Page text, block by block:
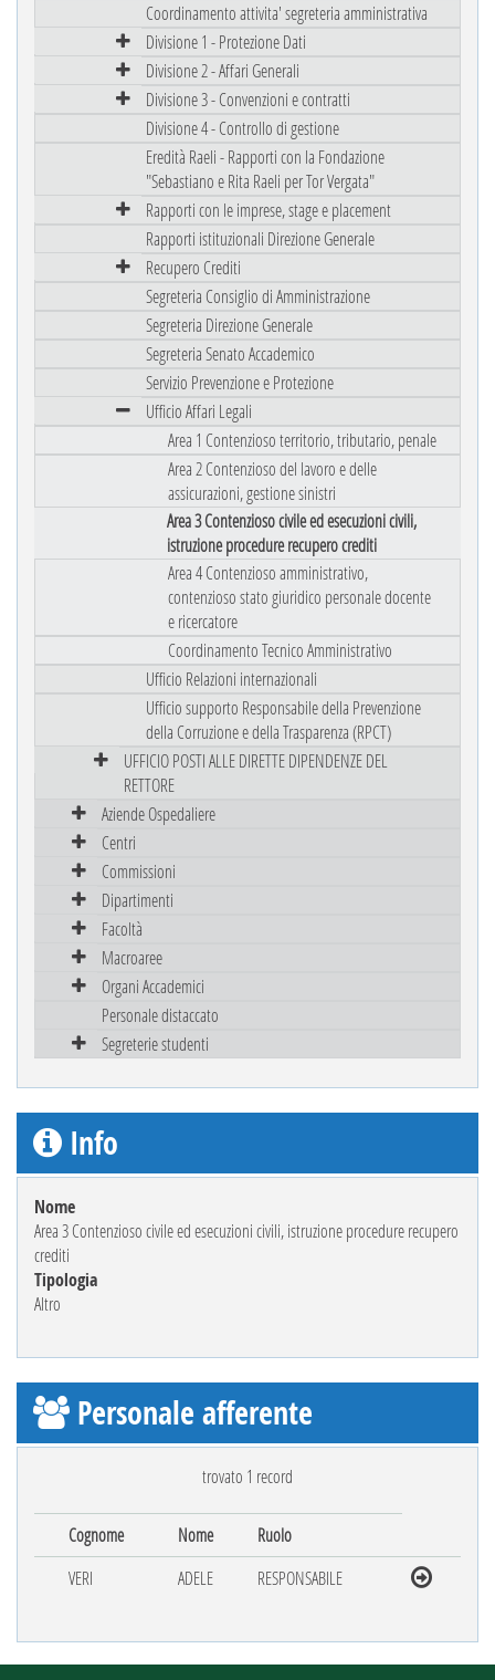
Coordinamento attivita' segreteria amministrativa
Divisione 1 - Protezione Dati
Divisione 2 - Affari Generali
Divisione 3 - Convenzioni e contratti
Divisione 4 - Controllo di gestione
Eredità Raeli - Rapporti con la Fondazione
"Sebastiano e Rita Raeli per Tor Vergata"
Rapporti con le imprese, stage e placement
Rapporti istituzionali Direzione Generale
Recupero Crediti
Segreteria Consiglio di Amministrazione
Segreteria Direzione Generale
Segreteria Senato Accademico
Servizio Prevenzione e Protezione
Ufficio Affari Legali
Area 1 Contenzioso territorio, tributario, penale
Area 2 Contenzioso del lavoro e delle
assicurazioni, gestione sinistri
Area 3 Contenzioso civile ed esecuzioni civili,
istruzione procedure recupero crediti
Area 4 Contenzioso amministrativo,
contenzioso stato giuridico personale docente
e ricercatore
Coordinamento Tecnico Amministrativo
Ufficio Relazioni internazionali
Ufficio supporto Responsabile della Prevenzione
della Corruzione e della Trasparenza (RPCT)
UFFICIO POSTI ALLE DIRETTE DIPENDENZE DEL
RETTORE
Aziende Ospedaliere
Centri
Commissioni
Dipartimenti
Facoltà
Macroaree
Organi Accademici
Personale distaccato
Segreterie studenti
Info
Nome
Area 3 Contenzioso civile ed esecuzioni civili, istruzione procedure recupero
crediti
Tipologia
Altro
Personale afferente
trovato 1 record
Cognome Nome
Ruolo
VERI
ADELE RESPONSABILE